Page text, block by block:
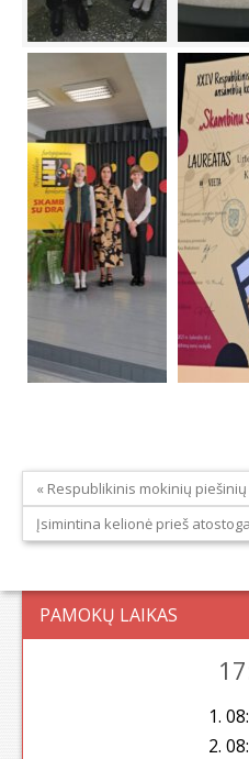
« Respublikinis mokinių
Įsimintina kelionė prieš
PAMOKŲ LAIKAS
1.
2.